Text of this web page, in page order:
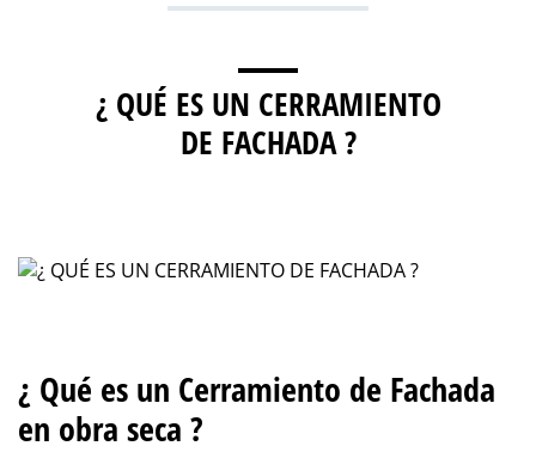
¿ QUÉ ES UN CERRAMIENTO
DE FACHADA ?
¿ Qué es un Cerramiento de Fachada
en obra seca ?